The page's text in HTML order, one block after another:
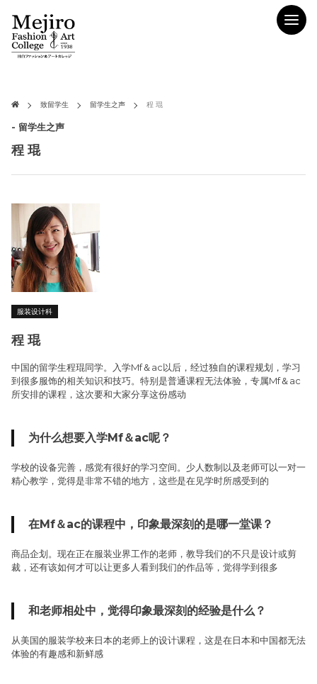
致留学生 留学生之声 程 琨
- 留学生之声
程 琨
服装设计科
程 琨
中国的留学生程琨同学。入学Mf＆ac以后，经过独自的课程规划，学习
到很多服饰的相关知识和技巧。特别是普通课程无法体验，专属Mf＆ac
所安排的课程，这次要和大家分享这份感动
为什么想要入学Mf＆ac呢？
学校的设备完善，感觉有很好的学习空间。少人数制以及老师可以一对一
精心教学，觉得是非常不错的地方，这些是在见学时所感受到的
在Mf＆ac的课程中，印象最深刻的是哪一堂课？
商品企划。现在正在服装业界工作的老师，教导我们的不只是设计或剪
裁，还有该如何才可以让更多人看到我们的作品等，觉得学到很多
和老师相处中，觉得印象最深刻的经验是什么？
从美国的服装学校来日本的老师上的设计课程，这是在日本和中国都无法
体验的有趣感和新鲜感